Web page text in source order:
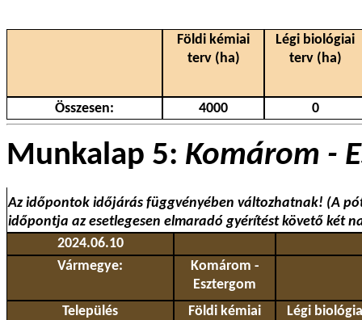
Földi kémiai
terv (ha)
Légi biológiai
terv (ha)
Összesen: 4000 0
Munkalap 5: Komárom -
Az időpontok időjárás függvényében változhatnak! (A
időpontja az esetlegesen elmaradó gyérítést követő két
2024.06.10
Vármegye:
Komárom -
Esztergom
Település
Földi kémiai
Légi